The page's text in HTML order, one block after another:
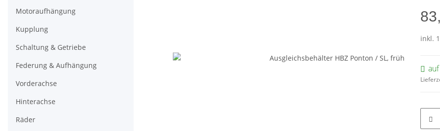
inkl.
Motoraufhängung
Kupplung
Schaltung & Getriebe
Federung & Aufhängung
Vorderachse
Hinterachse
Räder